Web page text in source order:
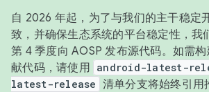
自 2026 年起，为了与我们的主干稳定
致，并确保生态系统的平台稳定性，我
第 4 季度向 AOSP 发布源代码。如需
献代码，请使用 android-latest-
latest-release 清单分支将始终引用